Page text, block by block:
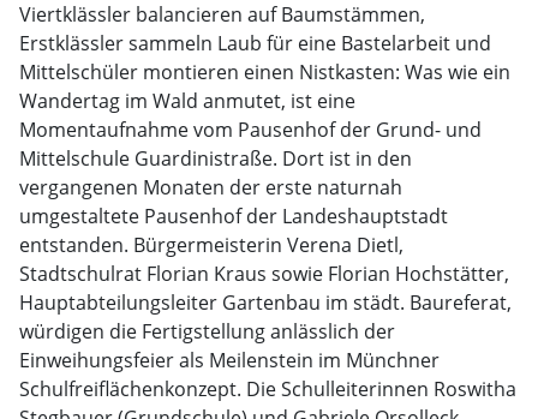
Viertklässler balancieren auf Baumstämmen,
Erstklässler sammeln Laub für eine Bastelarbeit und
Mittelschüler montieren einen Nistkasten: Was wie ein
Wandertag im Wald anmutet, ist eine
Momentaufnahme vom Pausenhof der Grund- und
Mittelschule Guardinistraße. Dort ist in den
vergangenen Monaten der erste naturnah
umgestaltete Pausenhof der Landeshauptstadt
entstanden. Bürgermeisterin Verena Dietl,
Stadtschulrat Florian Kraus sowie Florian Hochstätter,
Hauptabteilungsleiter Gartenbau im städt. Baureferat,
würdigen die Fertigstellung anlässlich der
Einweihungsfeier als Meilenstein im Münchner
Schulfreiflächenkonzept. Die Schulleiterinnen Roswitha